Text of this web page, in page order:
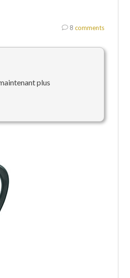
8 comments
plus